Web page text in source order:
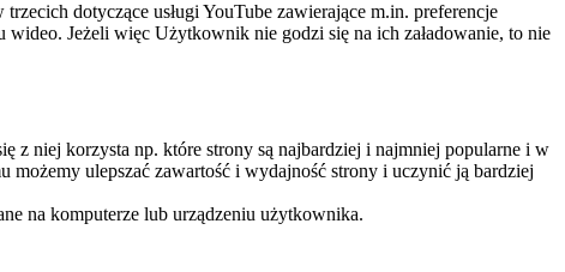
dotyczące usługi YouTube zawierające m.in. preferencje
Jeżeli więc Użytkownik nie godzi się na ich załadowanie, to nie
z niej korzysta np. które strony są najbardziej i najmniej popularne i w
ulepszać zawartość i wydajność strony i uczynić ją bardziej
na komputerze lub urządzeniu użytkownika.